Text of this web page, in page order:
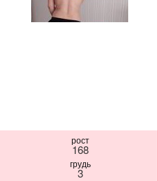
рост
168
грудь
3